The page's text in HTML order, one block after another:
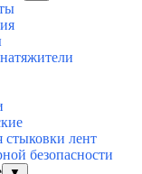
стыковки лент
безопасности